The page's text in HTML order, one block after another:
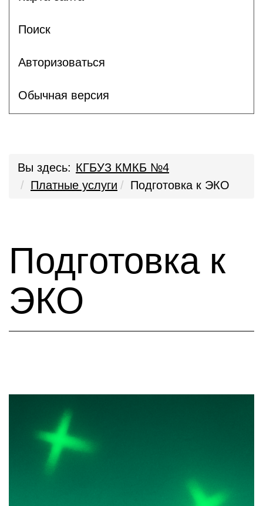
Поиск
Авторизоваться
Обычная версия
Вы здесь: КГБУЗ КМКБ №4
Платные услуги
Подготовка к ЭКО
Подготовка к
ЭКО